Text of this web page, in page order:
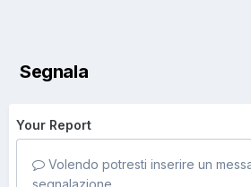
Segnala
Your Report
Volendo potresti inserire un
segnalazione.